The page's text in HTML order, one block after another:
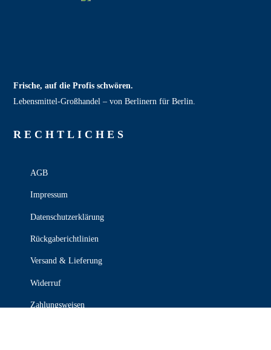
Frische, auf die Profis schwören.
Lebensmittel‑Großhandel – von Berlinern für Berlin.
RECHT­LICHES
AGB
Impressum
Datenschutzerklärung
Rückgaberichtlinien
Versand & Lieferung
Widerruf
Zahlungsweisen